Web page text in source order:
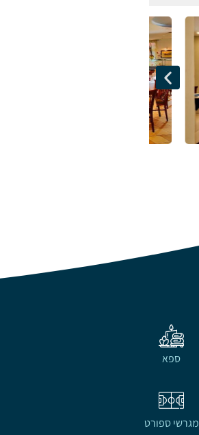
ספא
מגרשי ספורט